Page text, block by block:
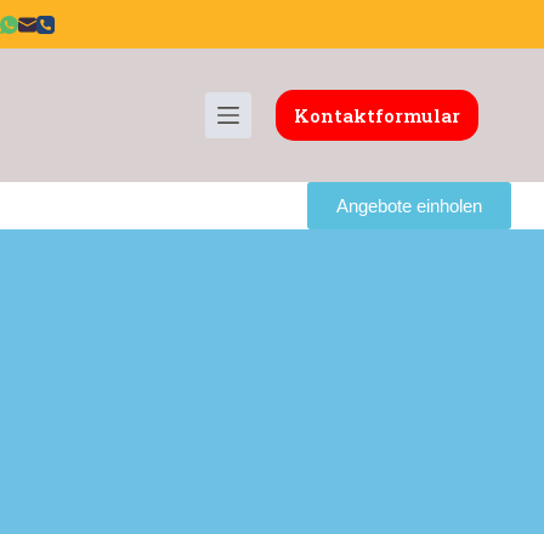
Kontaktformular
Angebote einholen